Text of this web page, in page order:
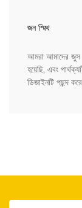
জন স্মিথ
আমরা আমাদের জুস
হয়েছি, এবং
ডিজাইনটি পছন্দ